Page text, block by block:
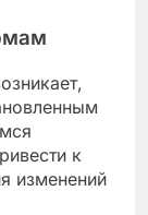
к
изменений